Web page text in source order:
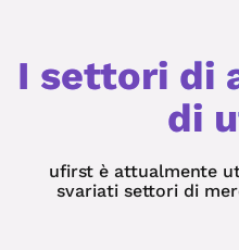
I settori di
di
ufirst è attualmente
svariati settori di